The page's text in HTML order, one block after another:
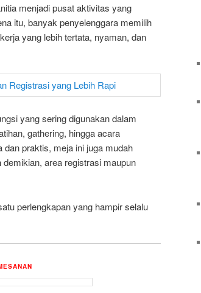
menjadi pusat aktivitas yang
itu, banyak penyelenggara memilih
yang lebih tertata, nyaman, dan
yang sering digunakan dalam
gathering, hingga acara
praktis, meja ini juga mudah
area registrasi maupun
perlengkapan yang hampir selalu